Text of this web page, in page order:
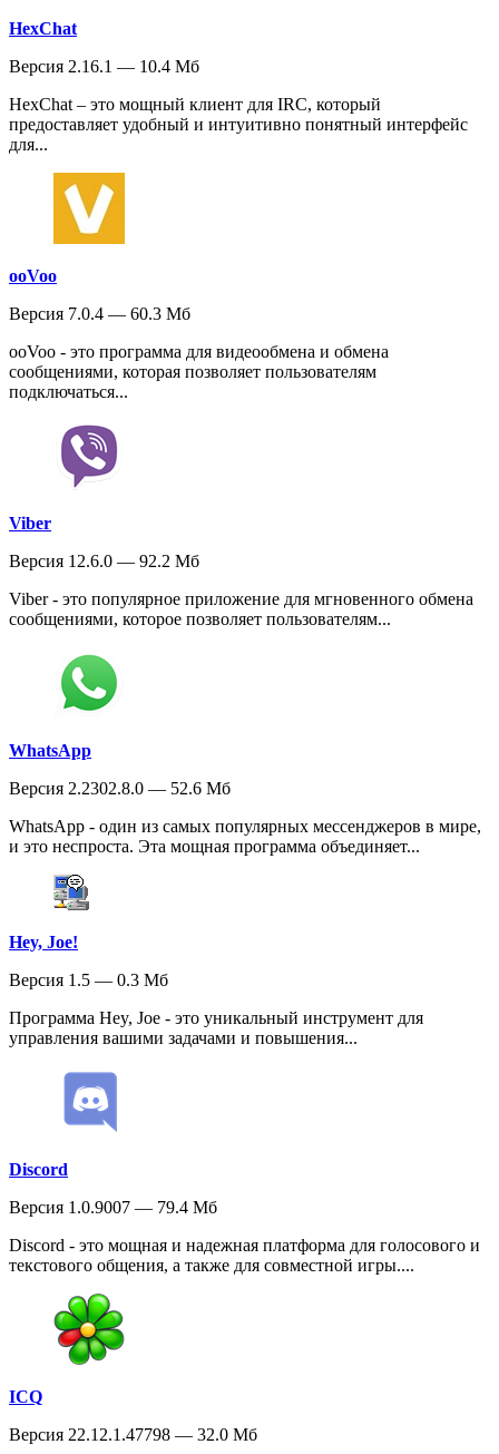
HexChat
Версия 2.16.1 — 10.4 Мб
HexChat – это мощный клиент для IRC, который
предоставляет удобный и интуитивно понятный интерфейс
для...
ooVoo
Версия 7.0.4 — 60.3 Мб
ooVoo - это программа для видеообмена и обмена
сообщениями, которая позволяет пользователям
подключаться...
Viber
Версия 12.6.0 — 92.2 Мб
Viber - это популярное приложение для мгновенного обмена
сообщениями, которое позволяет пользователям...
WhatsApp
Версия 2.2302.8.0 — 52.6 Мб
WhatsApp - один из самых популярных мессенджеров в мире,
и это неспроста. Эта мощная программа объединяет...
Hey, Joe!
Версия 1.5 — 0.3 Мб
Программа Hey, Joe - это уникальный инструмент для
управления вашими задачами и повышения...
Discord
Версия 1.0.9007 — 79.4 Мб
Discord - это мощная и надежная платформа для голосового и
текстового общения, а также для совместной игры....
ICQ
Версия 22.12.1.47798 — 32.0 Мб